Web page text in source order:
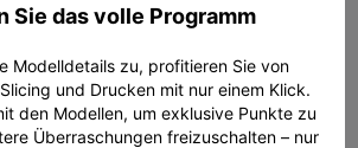
Sie das volle Programm
Modelldetails zu, profitieren Sie von
und Drucken mit nur einem Klick.
den Modellen, um exklusive Punkte zu
Überraschungen freizuschalten – nur